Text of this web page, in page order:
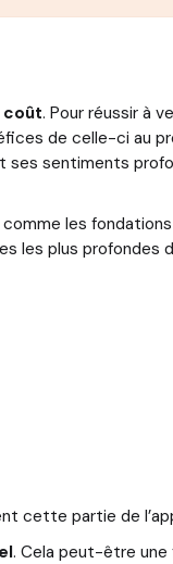
coût. Pour réussir à
de celle-ci au
sentiments
les fondations
les plus profondes
cette partie de
. Cela peut-être une